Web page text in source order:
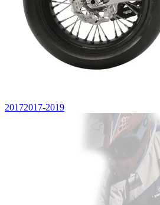
20172017-2019